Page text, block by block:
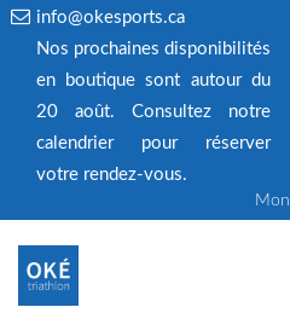
info@okesports.ca
Nos prochaines disponibilités
en boutique sont autour du
20 août. Consultez notre
calendrier pour réserver
votre rendez‑vous.